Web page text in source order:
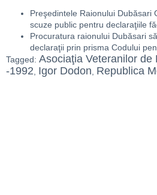
Preşedintele Raionului Dubăsari
scuze public pentru declaraţiile
Procuratura raionului Dubăsari
declaraţii prin prisma Codului
Tagged: Asociaţia Veteranilor de
-1992 Igor Dodon Republica